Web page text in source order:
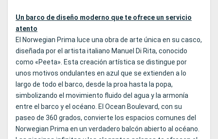
Un barco de diseño moderno que te ofrece un servicio
atento
El Norwegian Prima luce una obra de arte única en su casco,
diseñada por el artista italiano Manuel Di Rita, conocido
como «Peeta». Esta creación artística se distingue por
unos motivos ondulantes en azul que se extienden a lo
largo de todo el barco, desde la proa hasta la popa,
simbolizando el movimiento fluido del agua y la armonía
entre el barco y el océano. El Ocean Boulevard, con su
paseo de 360 grados, convierte los espacios comunes del
Norwegian Prima en un verdadero balcón abierto al océano.